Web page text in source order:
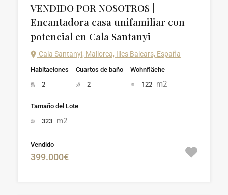
VENDIDO POR NOSOTROS |
Encantadora casa unifamiliar con
potencial en Cala Santanyi
Cala Santanyí, Mallorca, Illes Balears, España
Habitaciones
2
Cuartos de baño
2
Wohnfläche
122 m2
Tamaño del Lote
323 m2
Vendido
399.000€